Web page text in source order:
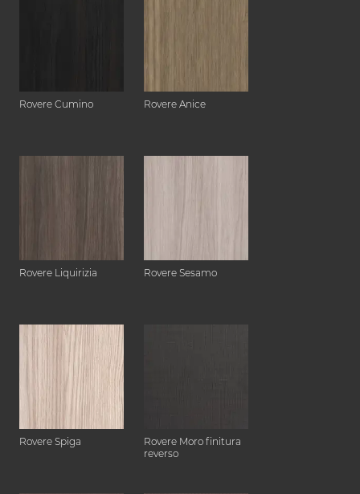
Rovere Cumino Rovere Anice
Rovere Liquirizia Rovere Sesamo
Rovere Spiga
Rovere Moro finitura
reverso